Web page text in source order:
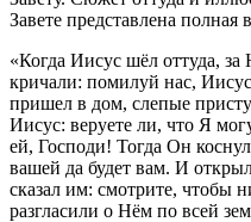
Завете представлена полная
«Когда Иисус шёл оттуда,
кричали: помилуй нас,
пришел в дом, слепые
Иисус: веруете ли, что Я
ей, Господи! Тогда Он
вашей да будет вам. И
сказал им: смотрите, чтобы
разгласили о Нём по всей